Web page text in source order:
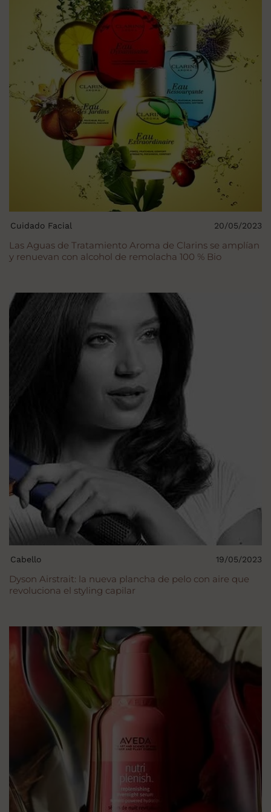
Las Aguas de Tratamiento Aroma de Clarins se amplían
y renuevan con alcohol de remolacha 100 % Bio
Cuidado Facial 20/05/2023
Dyson Airstrait: la nueva plancha de pelo con aire que
revoluciona el styling capilar
Cabello 19/05/2023